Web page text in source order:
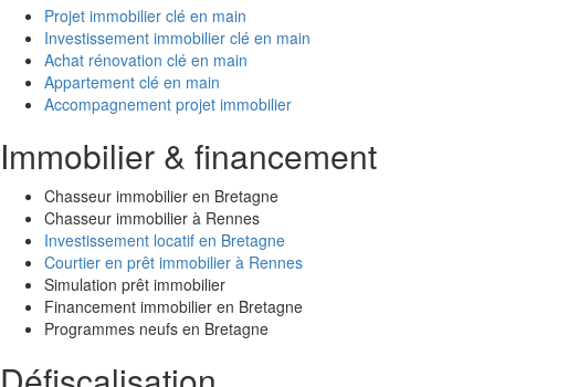
Projet immobilier clé en main
Investissement immobilier clé en main
Achat rénovation clé en main
Appartement clé en main
Accompagnement projet immobilier
Immobilier & financement
Chasseur immobilier en Bretagne
Chasseur immobilier à Rennes
Investissement locatif en Bretagne
Courtier en prêt immobilier à Rennes
Simulation prêt immobilier
Financement immobilier en Bretagne
Programmes neufs en Bretagne